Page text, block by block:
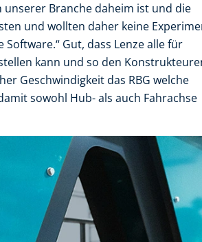
Branche daheim ist und die
und wollten daher keine
Gut, dass Lenze alle für
kann und so den
Geschwindigkeit das RBG welche
sowohl Hub- als auch Fahrachse